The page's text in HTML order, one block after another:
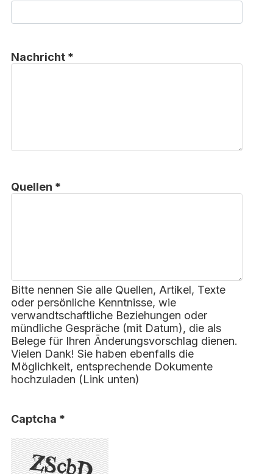
Nachricht *
Quellen *
Bitte nennen Sie alle Quellen, Artikel, Texte
oder persönliche Kenntnisse, wie
verwandtschaftliche Beziehungen oder
mündliche Gespräche (mit Datum), die als
Belege für Ihren Änderungsvorschlag dienen.
Vielen Dank! Sie haben ebenfalls die
Möglichkeit, entsprechende Dokumente
hochzuladen (Link unten)
Captcha *